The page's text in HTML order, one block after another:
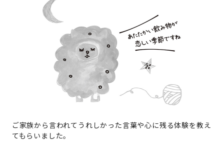
ご家族から言われてうれしかった言葉や心に残る体験を教え
てもらいました。